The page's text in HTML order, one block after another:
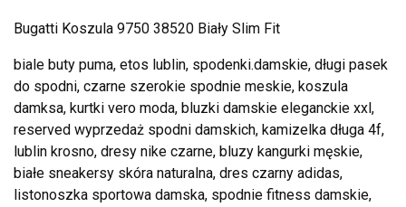
Bugatti Koszula 9750 38520 Biały Slim Fit
biale buty puma, etos lublin, spodenki.damskie, długi pasek
do spodni, czarne szerokie spodnie meskie, koszula
damksa, kurtki vero moda, bluzki damskie eleganckie xxl,
reserved wyprzedaż spodni damskich, kamizelka długa 4f,
lublin krosno, dresy nike czarne, bluzy kangurki męskie,
białe sneakersy skóra naturalna, dres czarny adidas,
listonoszka sportowa damska, spodnie fitness damskie,